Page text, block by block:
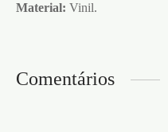
Material: Vinil.
Comentários